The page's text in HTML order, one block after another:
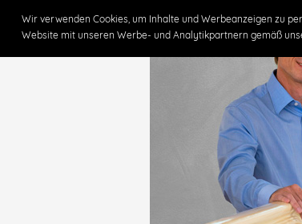
Wir verwenden Cookies, um Inhalte und Werbeanzeigen zu
Website mit unseren Werbe- und Analytikpartnern gemäß